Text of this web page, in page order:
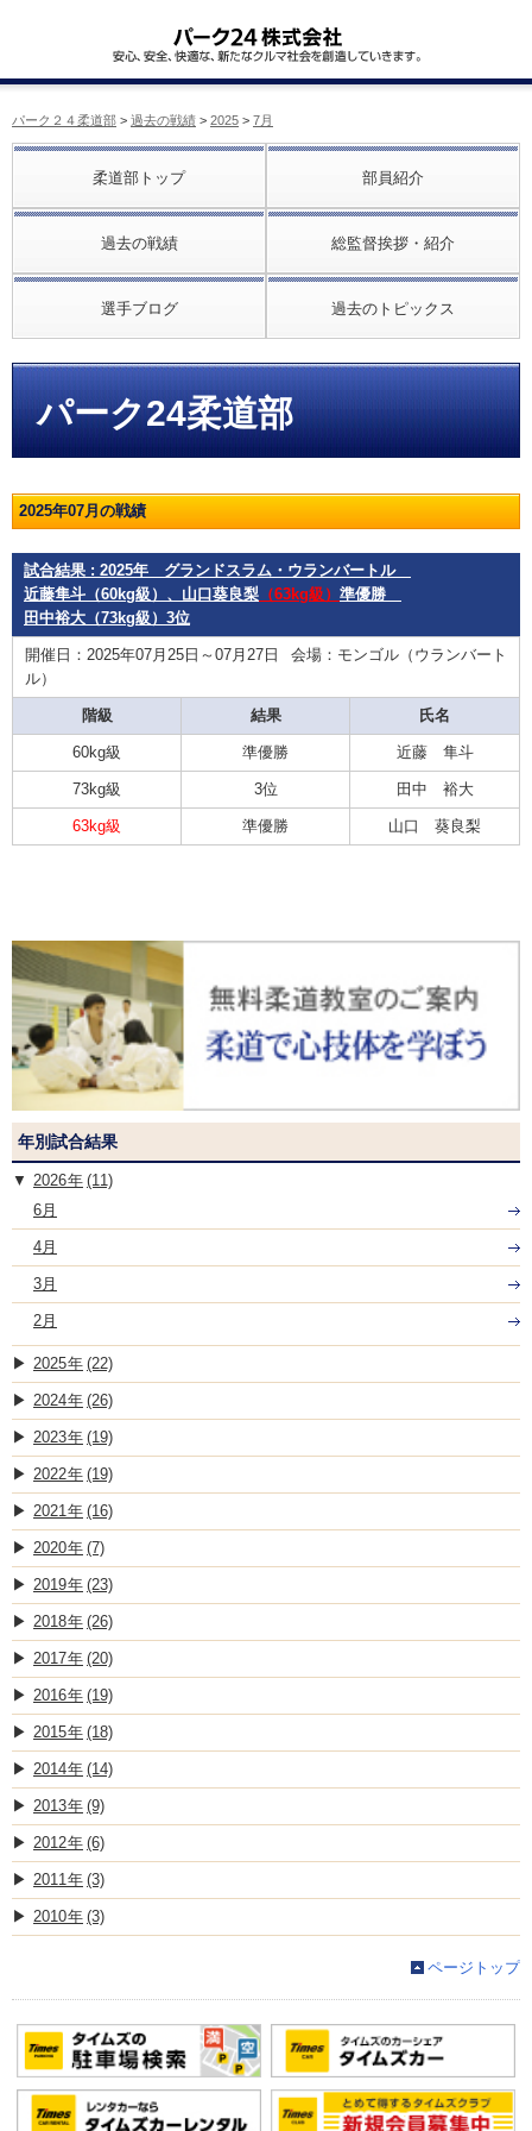
パーク２４柔道部 > 過去の戦績 > 2025 > 7月
柔道部トップ 部員紹介
過去の戦績 総監督挨拶・紹介
選手ブログ 過去のトピックス
パーク24柔道部
2025年07月の戦績
試合結果 : 2025年 グランドスラム・ウランバートル
近藤隼斗（60kg級）、山口葵良梨 （63kg級） 準優勝
田中裕大（73kg級）3位
開催日：2025年07月25日～07月27日
会場：モンゴル（ウランバート
ル）
階級 結果 氏名
60kg級 準優勝 近藤 隼斗
73kg級 3位 田中 裕大
63kg級 準優勝 山口 葵良梨
年別試合結果
2026
(11)
6月
4月
3月
2月
2025 (22)
2024 (26)
2023 (19)
2022 (19)
2021 (16)
2020 (7)
2019 (23)
2018 (26)
2017 (20)
2016 (19)
2015 (18)
2014 (14)
2013 (9)
2012 (6)
2011 (3)
2010 (3)
ページトップ